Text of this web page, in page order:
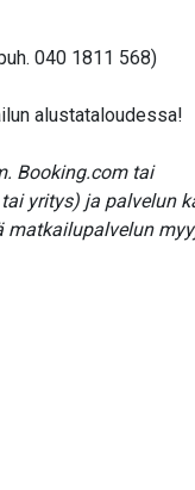
040 1811 568)
alustataloudessa!
Booking.com tai
yritys) ja palvelun
matkailupalvelun